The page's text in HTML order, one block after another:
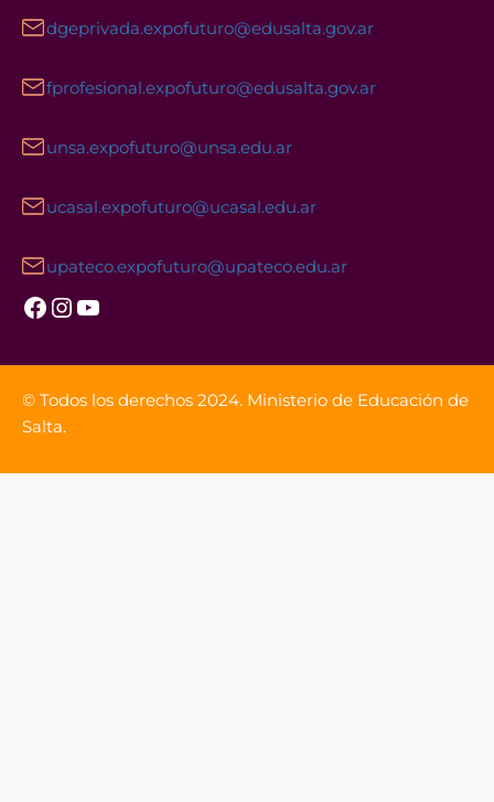
dgeprivada.expofuturo@edusalta.gov.ar
fprofesional.expofuturo@edusalta.gov.ar
unsa.expofuturo@unsa.edu.ar
ucasal.expofuturo@ucasal.edu.ar
upateco.expofuturo@upateco.edu.ar
Facebook InstagramYouTube
© Todos los derechos 2024. Ministerio de Educación de
Salta.